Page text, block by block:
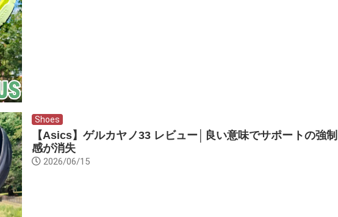
Shoes
【Asics】ゲルカヤノ33 レビュー│良い意味でサポートの強制
感が消失
2026/06/15